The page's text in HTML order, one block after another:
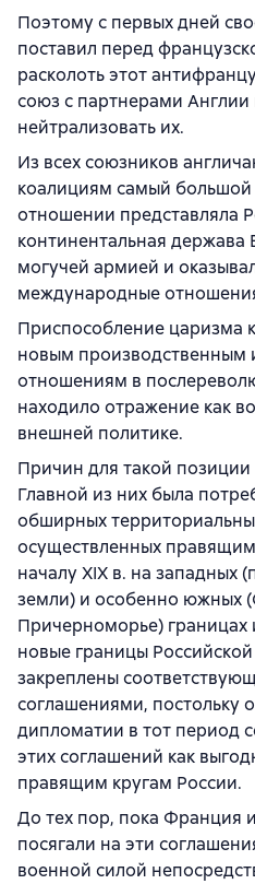
Поэтому с первых дней
поставил перед
расколоть этот
союз с партнерами Англии
нейтрализовать их.
Из всех союзников
коалициям самый большой
отношении представляла
континентальная
могучей армией и
международные
Приспособление царизма
новым производственным
отношениям в
находило отражение как
внешней политике.
Причин для такой позиции
Главной из них была
обширных
осуществленных
началу XIX в. на западных
земли) и особенно южных
Причерноморье) границах
новые границы
закреплены
соглашениями, постольку
дипломатии в тот период
этих соглашений как
правящим кругам России.
До тех пор, пока Франция
посягали на эти
военной силой